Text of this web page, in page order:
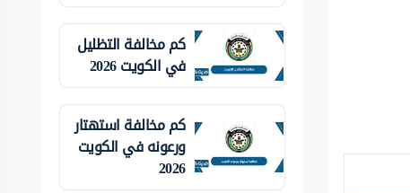
كم مخالفة التظليل
في الكويت 2026
كم مخالفة استهتار
ورعونه في الكويت
2026